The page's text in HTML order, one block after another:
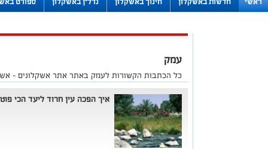
עמק
כל הכתבות הקשורות לעמק באתר אתר אשקלונים -
איך הפכה עין חרוד ליעד הכי